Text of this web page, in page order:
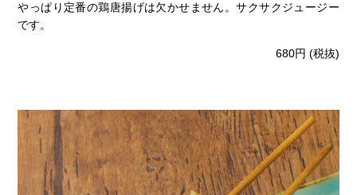
やっぱり定番の鶏唐揚げは欠かせません。サクサクジュージー
です。
680円 (税抜)